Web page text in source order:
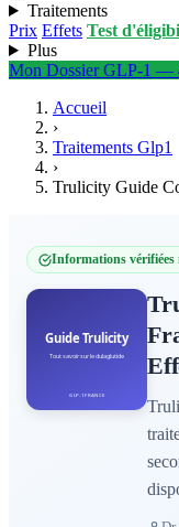
Traitements
Prix Effets Test
Plus
Mon Dossier GLP-1 —
Accueil
›
Traitements Glp1
›
Trulicity Guide
Informations vérifiées